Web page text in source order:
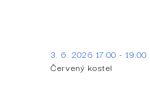
3. 6. 2026 17:00 - 19:00
Červený kostel